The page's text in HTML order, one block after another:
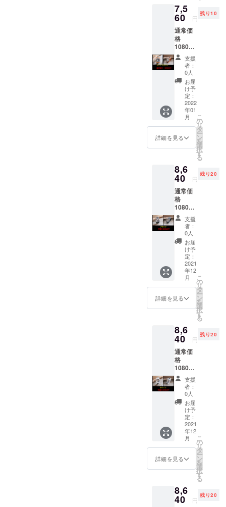
7,5
60 円
残り10
通常価
格
10800
円を超
早割り
30%OF
Fで
7560円
支援
者：
0人
お届
け予
定：
2022
年01
月
詳細を見る
こ
の
リ
タ
ー
ン
を
選
択
す
る
8,6
40 円
残り20
通常価
格
10800
円を
20%OF
8640円
支援
者：
0人
お届
け予
定：
2021
年12
月
詳細を見る
こ
の
リ
タ
ー
ン
を
選
択
す
る
8,6
40 円
残り20
通常価
格
10800
円を早
割り
20%OF
Fで
8640円
支援
者：
0人
お届
け予
定：
2021
年12
月
詳細を見る
こ
の
リ
タ
ー
ン
を
選
択
す
る
8,6
40 円
残り20